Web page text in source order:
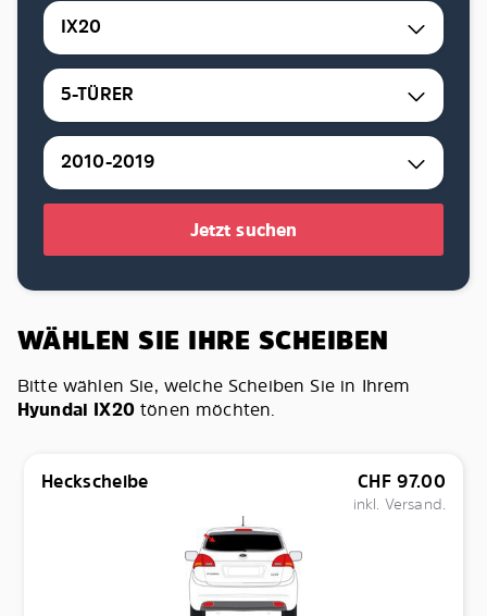
IX20
5-TÜRER
2010-2019
Jetzt suchen
WÄHLEN SIE IHRE SCHEIBEN
Bitte wählen Sie, welche Scheiben Sie in Ihrem
Hyundai IX20tönen möchten.
Heckscheibe CHF 97.00
inkl. Versand.